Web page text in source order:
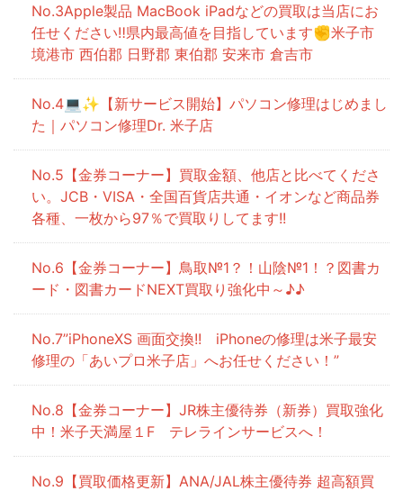
Apple製品 MacBook iPadなどの買取は当店にお
任せください‼県内最高値を目指しています✊米子市
境港市 西伯郡 日野郡 東伯郡 安来市 倉吉市
💻✨【新サービス開始】パソコン修理はじめまし
た｜パソコン修理Dr. 米子店
【金券コーナー】買取金額、他店と比べてくださ
い。JCB・VISA・全国百貨店共通・イオンなど商品券
各種、一枚から97％で買取りしてます!!
【金券コーナー】鳥取№1？！山陰№1！？図書カ
ード・図書カードNEXT買取り強化中～♪♪
”iPhoneXS 画面交換!! iPhoneの修理は米子最安
修理の「あいプロ米子店」へお任せください！”
【金券コーナー】JR株主優待券（新券）買取強化
中！米子天満屋１F テレラインサービスへ！
【買取価格更新】ANA/JAL株主優待券 超高額買